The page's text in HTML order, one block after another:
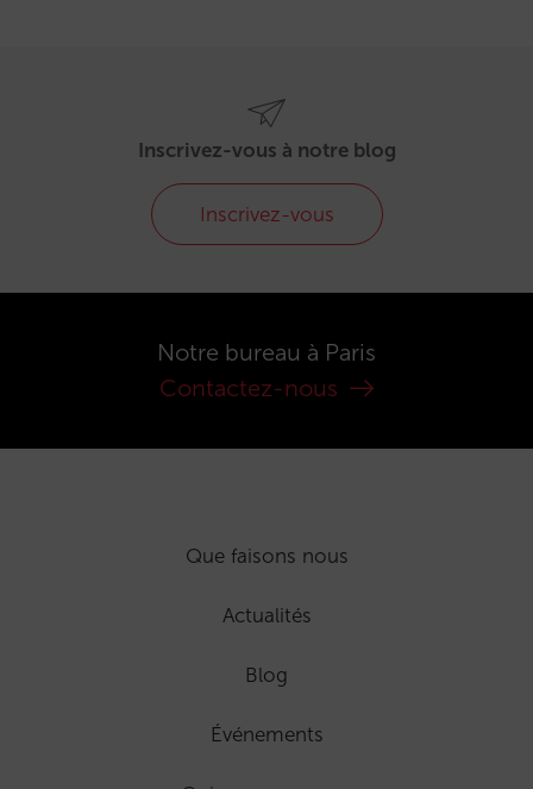
Inscrivez-vous à notre blog
Inscrivez-vous
Notre bureau à Paris
Contactez-nous
Que faisons nous
Actualités
Blog
Événements